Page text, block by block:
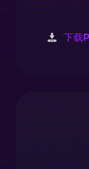
下载